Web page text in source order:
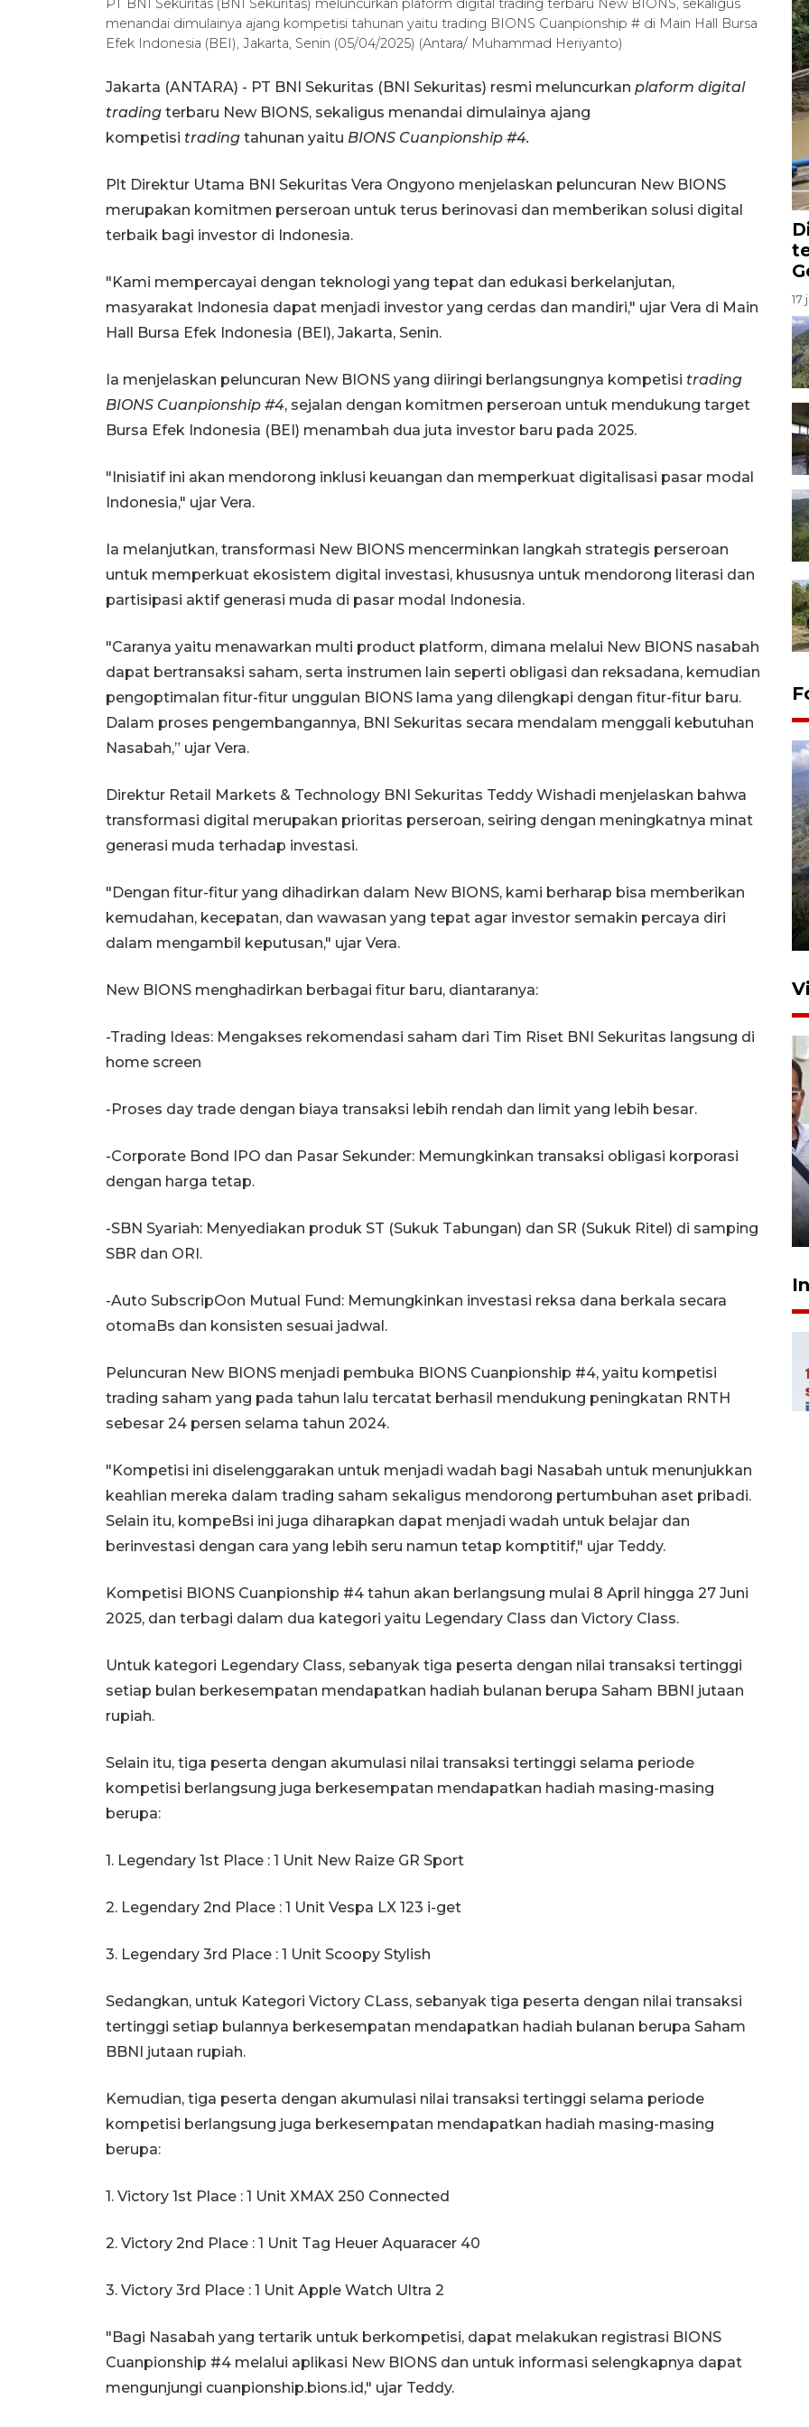
PT BNI Sekuritas (BNI Sekuritas) meluncurkan plaform digital trading terbaru New BIONS, sekaligus
menandai dimulainya ajang kompetisi tahunan yaitu trading BIONS Cuanpionship # di Main Hall Bursa
Efek Indonesia (BEI), Jakarta, Senin (05/04/2025) (Antara/ Muhammad Heriyanto)
Jakarta (ANTARA) - PT BNI Sekuritas (BNI Sekuritas) resmi meluncurkan plaform digital
trading terbaru New BIONS, sekaligus menandai dimulainya ajang
kompetisi trading tahunan yaitu BIONS Cuanpionship #4.
Plt Direktur Utama BNI Sekuritas Vera Ongyono menjelaskan peluncuran New BIONS
merupakan komitmen perseroan untuk terus berinovasi dan memberikan solusi digital
terbaik bagi investor di Indonesia.
"Kami mempercayai dengan teknologi yang tepat dan edukasi berkelanjutan,
masyarakat Indonesia dapat menjadi investor yang cerdas dan mandiri," ujar Vera di Main
Hall Bursa Efek Indonesia (BEI), Jakarta, Senin.
Ia menjelaskan peluncuran New BIONS yang diiringi berlangsungnya kompetisi trading
BIONS Cuanpionship #4, sejalan dengan komitmen perseroan untuk mendukung target
Bursa Efek Indonesia (BEI) menambah dua juta investor baru pada 2025.
"Inisiatif ini akan mendorong inklusi keuangan dan memperkuat digitalisasi pasar modal
Indonesia," ujar Vera.
Ia melanjutkan, transformasi New BIONS mencerminkan langkah strategis perseroan
untuk memperkuat ekosistem digital investasi, khususnya untuk mendorong literasi dan
partisipasi aktif generasi muda di pasar modal Indonesia.
"Caranya yaitu menawarkan multi product platform, dimana melalui New BIONS nasabah
dapat bertransaksi saham, serta instrumen lain seperti obligasi dan reksadana, kemudian
pengoptimalan fitur-fitur unggulan BIONS lama yang dilengkapi dengan fitur-fitur baru.
Dalam proses pengembangannya, BNI Sekuritas secara mendalam menggali kebutuhan
Nasabah,” ujar Vera.
Direktur Retail Markets & Technology BNI Sekuritas Teddy Wishadi menjelaskan bahwa
transformasi digital merupakan prioritas perseroan, seiring dengan meningkatnya minat
generasi muda terhadap investasi.
"Dengan fitur-fitur yang dihadirkan dalam New BIONS, kami berharap bisa memberikan
kemudahan, kecepatan, dan wawasan yang tepat agar investor semakin percaya diri
dalam mengambil keputusan," ujar Vera.
New BIONS menghadirkan berbagai fitur baru, diantaranya:
-Trading Ideas: Mengakses rekomendasi saham dari Tim Riset BNI Sekuritas langsung di
home screen
-Proses day trade dengan biaya transaksi lebih rendah dan limit yang lebih besar.
-Corporate Bond IPO dan Pasar Sekunder: Memungkinkan transaksi obligasi korporasi
dengan harga tetap.
-SBN Syariah: Menyediakan produk ST (Sukuk Tabungan) dan SR (Sukuk Ritel) di samping
SBR dan ORI.
-Auto SubscripOon Mutual Fund: Memungkinkan investasi reksa dana berkala secara
otomaBs dan konsisten sesuai jadwal.
Peluncuran New BIONS menjadi pembuka BIONS Cuanpionship #4, yaitu kompetisi
trading saham yang pada tahun lalu tercatat berhasil mendukung peningkatan RNTH
sebesar 24 persen selama tahun 2024.
"Kompetisi ini diselenggarakan untuk menjadi wadah bagi Nasabah untuk menunjukkan
keahlian mereka dalam trading saham sekaligus mendorong pertumbuhan aset pribadi.
Selain itu, kompeBsi ini juga diharapkan dapat menjadi wadah untuk belajar dan
berinvestasi dengan cara yang lebih seru namun tetap komptitif," ujar Teddy.
Kompetisi BIONS Cuanpionship #4 tahun akan berlangsung mulai 8 April hingga 27 Juni
2025, dan terbagi dalam dua kategori yaitu Legendary Class dan Victory Class.
Untuk kategori Legendary Class, sebanyak tiga peserta dengan nilai transaksi tertinggi
setiap bulan berkesempatan mendapatkan hadiah bulanan berupa Saham BBNI jutaan
rupiah.
Selain itu, tiga peserta dengan akumulasi nilai transaksi tertinggi selama periode
kompetisi berlangsung juga berkesempatan mendapatkan hadiah masing-masing
berupa:
1. Legendary 1st Place : 1 Unit New Raize GR Sport
2. Legendary 2nd Place : 1 Unit Vespa LX 123 i-get
3. Legendary 3rd Place : 1 Unit Scoopy Stylish
Sedangkan, untuk Kategori Victory CLass, sebanyak tiga peserta dengan nilai transaksi
tertinggi setiap bulannya berkesempatan mendapatkan hadiah bulanan berupa Saham
BBNI jutaan rupiah.
Kemudian, tiga peserta dengan akumulasi nilai transaksi tertinggi selama periode
kompetisi berlangsung juga berkesempatan mendapatkan hadiah masing-masing
berupa:
1. Victory 1st Place : 1 Unit XMAX 250 Connected
2. Victory 2nd Place : 1 Unit Tag Heuer Aquaracer 40
3. Victory 3rd Place : 1 Unit Apple Watch Ultra 2
"Bagi Nasabah yang tertarik untuk berkompetisi, dapat melakukan registrasi BIONS
Cuanpionship #4 melalui aplikasi New BIONS dan untuk informasi selengkapnya dapat
mengunjungi cuanpionship.bions.id," ujar Teddy.
17
Penyusutan debit air Sungai
Batang Tembesi di Jambi
3 Agustus 2026 10:57
Menkum ungkap alasan
6 jam lalu